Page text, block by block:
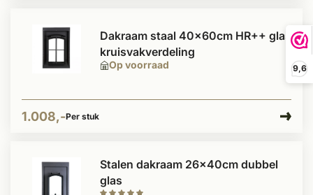
9,6
Op voorraad
Dakraam staal 40x60cm HR++ glas
kruisvakverdeling
1.008,-Per stuk
Stalen dakraam 26x40cm dubbel
glas